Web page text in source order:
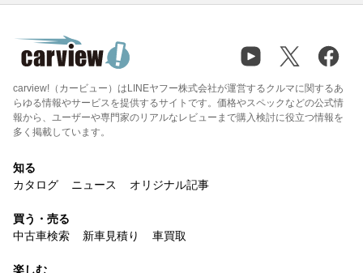
carview!（カービュー）はLINEヤフー株式会社が運営するクルマに関するあ
らゆる情報やサービスを提供するサイトです。価格やスペックなどの公式情
報から、ユーザーや専門家のリアルなレビューまで購入検討に役立つ情報を
多く掲載しています。
知る
カタログ
ニュース オリジナル記事
買う・売る
中古車検索
新車見積り 車買取
楽しむ